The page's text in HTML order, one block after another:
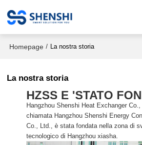
Homepage / La nostra storia
La nostra storia
HZSS E 'STATO
Hangzhou Shenshi Heat Exchanger
chiamata Hangzhou Shenshi Energy
Co., Ltd., è stata fondata nella zona di
tecnologico di Hangzhou xiasha.